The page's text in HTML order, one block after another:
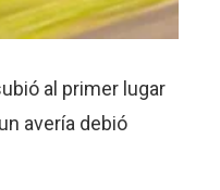
al primer lugar
avería debió